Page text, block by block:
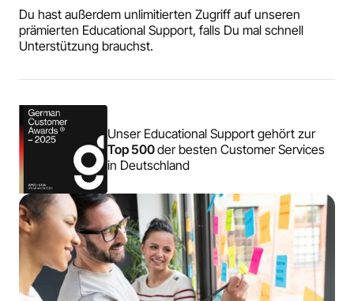
Du hast außerdem unlimitierten Zugriff auf unseren
prämierten Educational Support, falls Du mal schnell
Unterstützung brauchst.
Unser Educational Support gehört zur
Top 500der besten Customer Services
in Deutschland